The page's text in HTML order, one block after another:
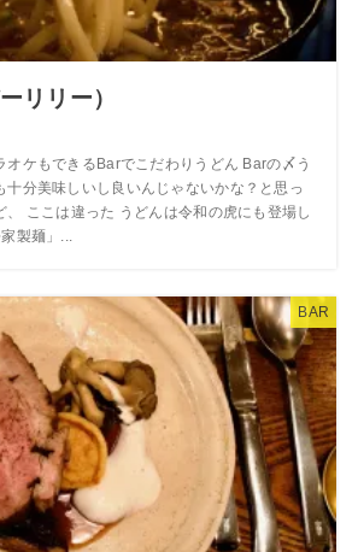
リリー）
オケもできるBarでこだわりうどん Barの〆う
十分美味しいし良いんじゃないかな？と思っ
、 ここは違った うどんは令和の虎にも登場し
製麺」...
BAR